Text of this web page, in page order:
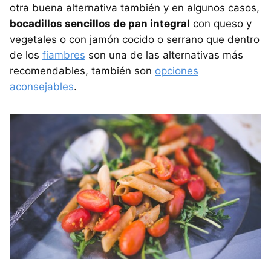
otra buena alternativa también y en algunos casos,
bocadillos sencillos de pan integral con queso y
vegetales o con jamón cocido o serrano que dentro
de los fiambres son una de las alternativas más
recomendables, también son opciones
aconsejables.